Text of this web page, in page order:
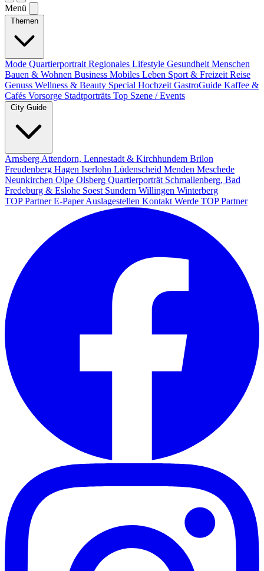
Menü
Themen
Mode Quartierportrait Regionales Lifestyle Gesundheit Menschen
Bauen & Wohnen Business Mobiles Leben Sport & Freizeit Reise
Genuss Wellness & Beauty Special Hochzeit GastroGuide Kaffee &
Cafés Vorsorge Stadtporträts Top Szene / Events
City Guide
Arnsberg Attendorn, Lennestadt & Kirchhundem Brilon
Freudenberg Hagen Iserlohn Lüdenscheid Menden Meschede
Neunkirchen Olpe Olsberg Quartierporträt Schmallenberg, Bad
Fredeburg & Eslohe Soest Sundern Willingen Winterberg
TOP PartnerE-PaperAuslagestellen Kontakt Werde TOP Partner